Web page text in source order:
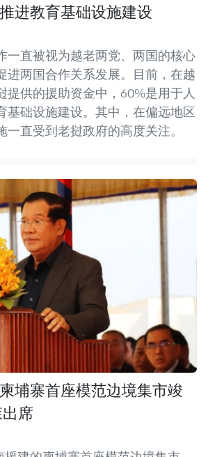
进教育基础设施建设
一直被视为越老两党、两国的核心
进两国合作关系发展。目前，在越
提供的援助资金中，60%是用于人
基础设施建设。其中，在偏远地区
直受到老挝政府的高度关注。
埔寨首座模范边境集市竣
席